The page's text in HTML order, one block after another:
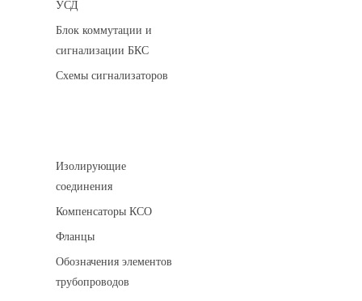
УСД
Блок коммутации и
сигнализации БКС
Схемы сигнализаторов
Изолирующие
соединения
Компенсаторы КСО
Фланцы
Обозначения элементов
трубопроводов